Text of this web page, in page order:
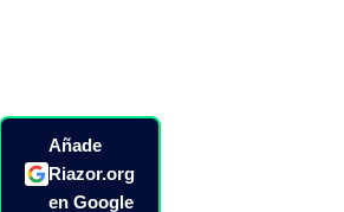
Añade
Riazor.org
en Google